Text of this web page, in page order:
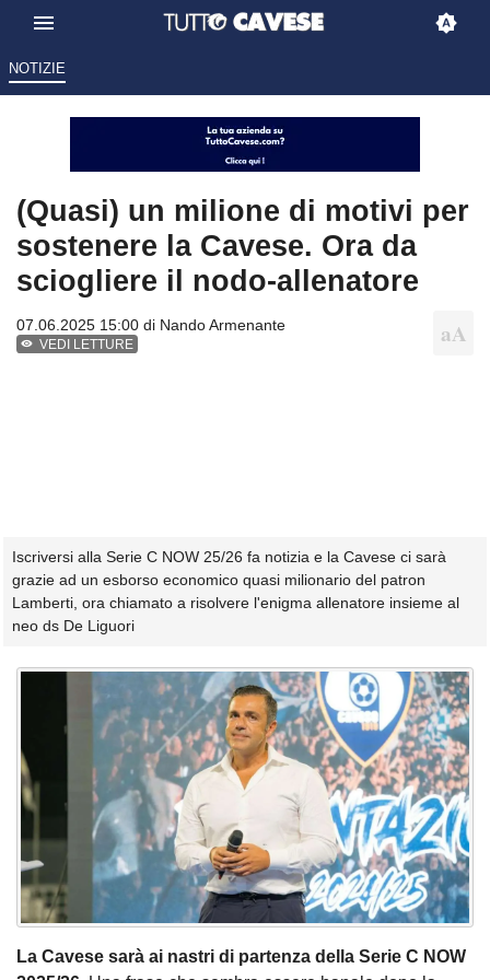
NOTIZIE
(Quasi) un milione di motivi per
sostenere la Cavese. Ora da
sciogliere il nodo-allenatore
07.06.2025 15:00 di Nando Armenante
VEDI LETTURE
Iscriversi alla Serie C NOW 25/26 fa notizia e la Cavese ci sarà
grazie ad un esborso economico quasi milionario del patron
Lamberti, ora chiamato a risolvere l'enigma allenatore insieme al
neo ds De Liguori
La Cavese sarà ai nastri di partenza della Serie C NOW